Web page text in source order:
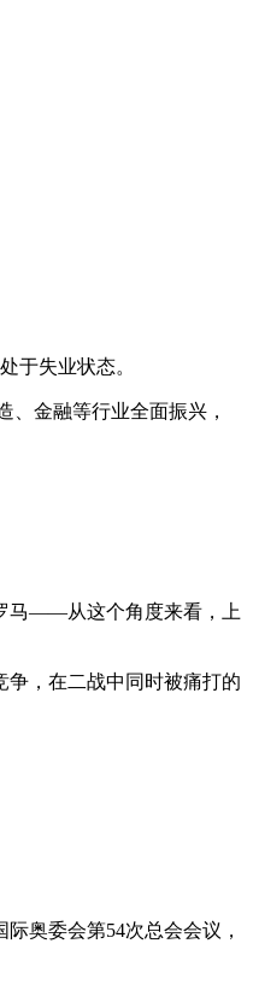
于失业状态。
、金融等行业全面振兴，
马——从这个角度来看，上
争，在二战中同时被痛打的
奥委会第54次总会会议，